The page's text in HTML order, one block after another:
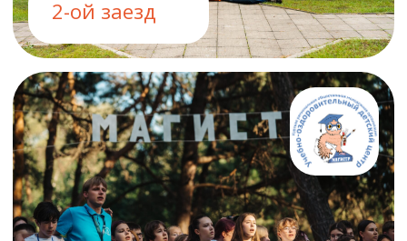
4-ий заезд
5-ий заезд